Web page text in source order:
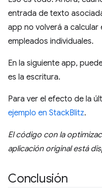
entrada de texto
app no volverá a calcular
empleados individuales.
En la siguiente app,
es la escritura.
Para ver el efecto de la
ejemplo en StackBlitz.
El código con la
aplicación original está
Conclusión